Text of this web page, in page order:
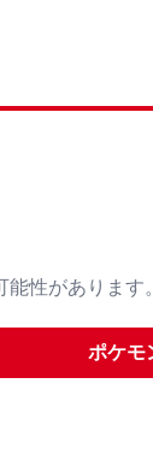
性があります。
ポケモ